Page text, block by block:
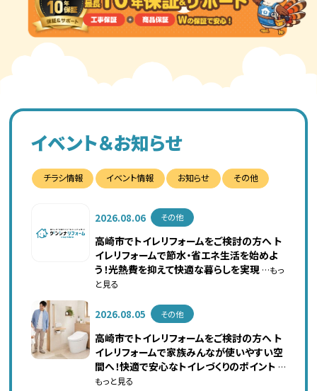
イベント＆お知らせ
チラシ情報 イベント情報 お知らせ その他
2026.08.06 その他
高崎市でトイレリフォームをご検討の方へ ト
イレリフォームで節水・省エネ生活を始めよ
う！光熱費を抑えて快適な暮らしを実現 …もっ
と見る
2026.08.05 その他
高崎市でトイレリフォームをご検討の方へ ト
イレリフォームで家族みんなが使いやすい空
間へ！快適で安心なトイレづくりのポイント …
もっと見る